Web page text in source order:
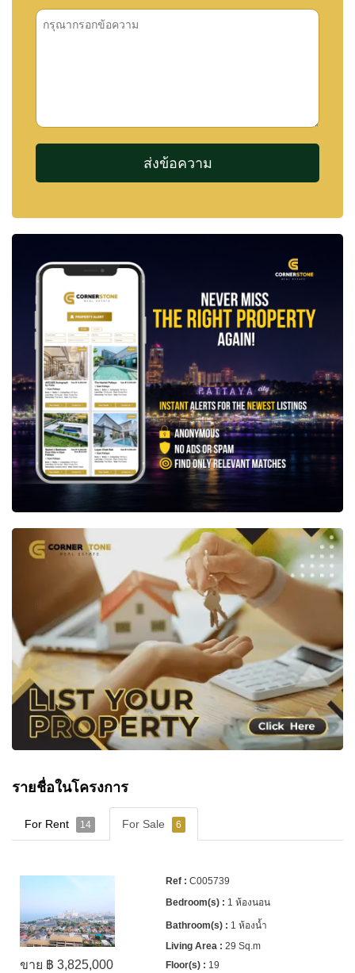
รายชื่อในโครงการ
For Rent 14 For Sale 6
ขาย ฿ 3,825,000
C005739
1 ห้องนอน
1 ห้องน้ำ
29 Sq.m
19